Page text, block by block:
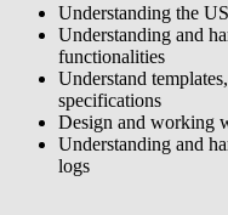
Understanding the
Understanding and
functionalities
Understand
specifications
Design and working
Understanding and
logs